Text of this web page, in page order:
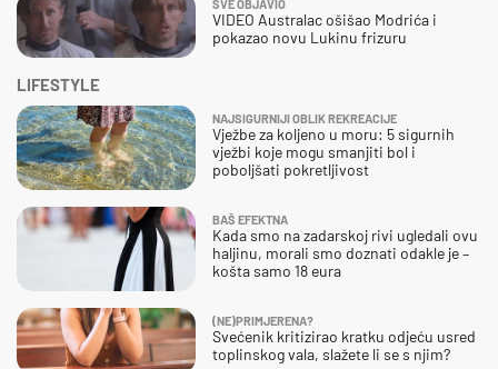
SVE OBJAVIO
VIDEO Australac ošišao Modrića i
pokazao novu Lukinu frizuru
LIFESTYLE
NAJSIGURNIJI OBLIK REKREACIJE
Vježbe za koljeno u moru: 5 sigurnih
vježbi koje mogu smanjiti bol i
poboljšati pokretljivost
BAŠ EFEKTNA
Kada smo na zadarskoj rivi ugledali ovu
haljinu, morali smo doznati odakle je –
košta samo 18 eura
(NE)PRIMJERENA?
Svećenik kritizirao kratku odjeću usred
toplinskog vala, slažete li se s njim?